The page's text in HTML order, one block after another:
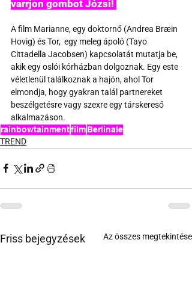
varrjon gombot Józsi!
A film Marianne, egy doktornő (Andrea Bræin
Hovig) és Tor,  egy meleg ápoló (Tayo
Cittadella Jacobsen) kapcsolatát mutatja be,
akik egy oslói kórházban dolgoznak. Egy este
véletlenül találkoznak a hajón, ahol Tor
elmondja, hogy gyakran talál partnereket
beszélgetésre vagy szexre egy társkereső
alkalmazáson.
rainbowtainmentfilmBerlinale
TREND
Friss bejegyzések Az összes megtekintése